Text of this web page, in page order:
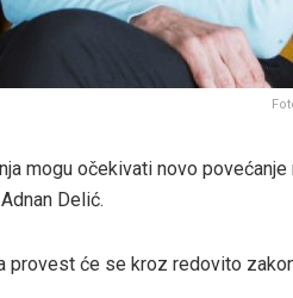
mogu očekivati novo povećanje
Delić.
provest će se kroz redovito